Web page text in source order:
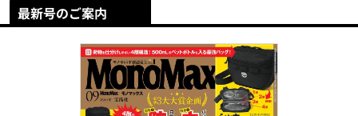
最新号のご案内